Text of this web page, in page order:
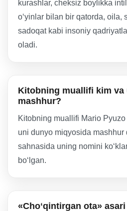
kurashlar, cheksiz boylikka
oʻyinlar bilan bir qatorda, oila,
sadoqat kabi insoniy
oladi.
Kitobning muallifi kim va
mashhur?
Kitobning muallifi Mario
uni dunyo miqyosida
sahnasida uning nomini
boʻlgan.
«Choʻqintirgan ota» asari